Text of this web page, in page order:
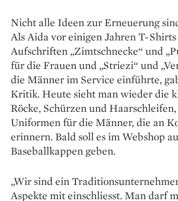
Nicht alle Ideen zur Erneuerung
Als Aida vor einigen Jahren T-
Aufschriften „Zimtschnecke“ und
für die Frauen und „Striezi“ und
die Männer im Service einführte,
Kritik. Heute sieht man wieder die
Röcke, Schürzen und
Uniformen für die Männer, die an
erinnern. Bald soll es im Webshop
Baseballkappen geben.
„Wir sind ein
Aspekte mit einschliesst. Man darf